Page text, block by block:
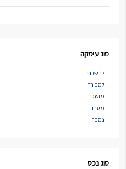
סוג עיסקה
להשכרה
למכירה
מושכר
מסחרי
נמכר
סוג נכס